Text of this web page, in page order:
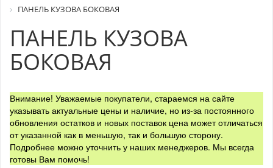
ПАНЕЛЬ КУЗОВА БОКОВАЯ
ПАНЕЛЬ КУЗОВА
БОКОВАЯ
Внимание! Уважаемые покупатели, стараемся на сайте
указывать актуальные цены и наличие, но из-за постоянного
обновления остатков и новых поставок цена может отличаться
от указанной как в меньшую, так и большую сторону.
Подробнее можно уточнить у наших менеджеров. Мы всегда
готовы Вам помочь!